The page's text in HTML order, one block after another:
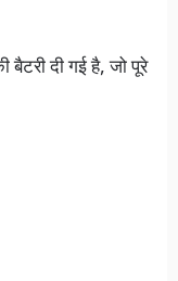
दी गई है, जो पूरे